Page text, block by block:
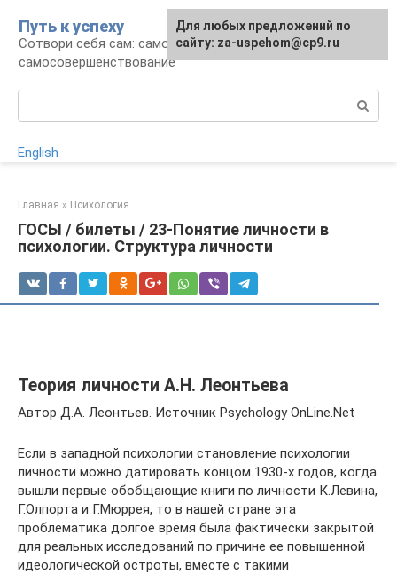
контенту
Путь к успеху
Сотвори себя сам: саморазвитие и
самосовершенствование
English
Главная » Психология
ГОСЫ / билеты / 23-Понятие личности в
психологии. Структура личности
Теория личности А.Н. Леонтьева
​​​​​​​Автор Д.А. Леонтьев. Источник Psychology OnLine.Net
Если в западной психологии становление психологии
личности можно датировать концом 1930-х годов, когда
вышли первые обобщающие книги по личности К.Левина,
Г.Олпорта и Г.Мюррея, то в нашей стране эта
проблематика долгое время была фактически закрытой
для реальных исследований по причине ее повышенной
идеологической остроты, вместе с такими
Для любых предложений по
сайту: za-uspehom@cp9.ru